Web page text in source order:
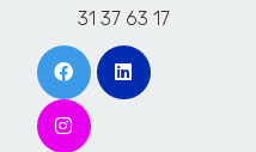
31 37 63 17